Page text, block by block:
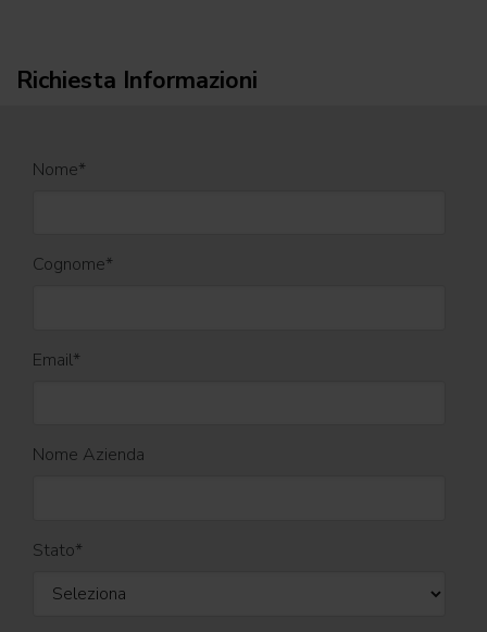
Richiesta Informazioni
Nome*
Cognome*
Email*
Nome Azienda
Stato*